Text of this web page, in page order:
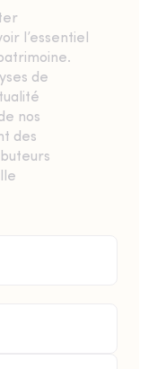
l’essentiel
de
nos
des